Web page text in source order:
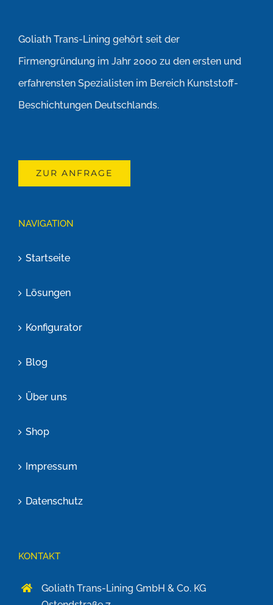
Goliath Trans-Lining gehört seit der
Firmengründung im Jahr 2000 zu den ersten und
erfahrensten Spezialisten im Bereich Kunststoff-
Beschichtungen Deutschlands.
ZUR ANFRAGE
NAVIGATION
Startseite
Lösungen
Konfigurator
Blog
Über uns
Shop
Impressum
Datenschutz
KONTAKT
Goliath Trans-Lining GmbH & Co. KG